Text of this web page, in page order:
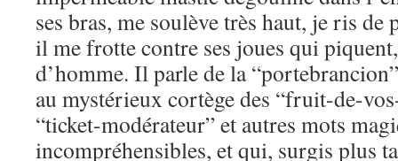
ses bras, me soulève très haut, je ris de
il me frotte contre ses joues qui
d’homme. Il parle de la
au mystérieux cortège des “fruit-de-
“ticket-modérateur” et autres mots
incompréhensibles, et qui, surgis plus